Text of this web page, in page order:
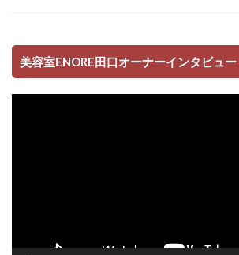
美容室ENORE田口オーナーインタビュー
動